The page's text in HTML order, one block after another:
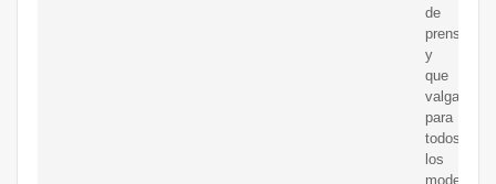
de
prensa
y
que
valga
para
todos
los
modelos.